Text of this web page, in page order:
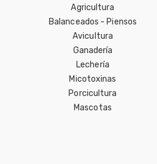
Agricultura
Balanceados - Piensos
Avicultura
Ganadería
Lechería
Micotoxinas
Porcicultura
Mascotas